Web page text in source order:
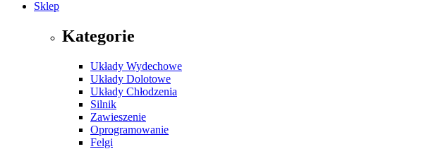
Sklep
Kategorie
Układy Wydechowe
Układy Dolotowe
Układy Chłodzenia
Silnik
Zawieszenie
Oprogramowanie
Felgi